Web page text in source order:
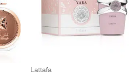
Lattafa